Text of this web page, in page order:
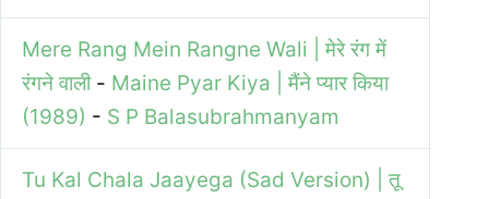
Mere Rang Mein Rangne Wali | मेरे रंग में
रंगने वाली - Maine Pyar Kiya | मैंने प्यार किया
(1989) - S P Balasubrahmanyam
Tu Kal Chala Jaayega (Sad Version) | तू